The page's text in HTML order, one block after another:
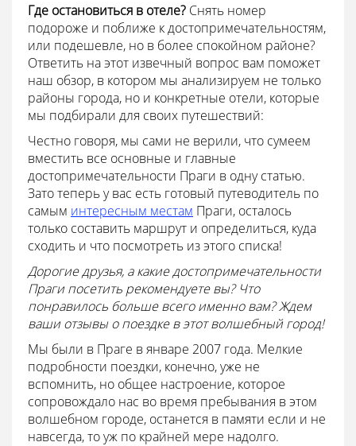
Где остановиться в отеле? Снять номер
подороже и поближе к достопримечательностям,
или подешевле, но в более спокойном районе?
Ответить на этот извечный вопрос вам поможет
наш обзор, в котором мы анализируем не только
районы города, но и конкретные отели, которые
мы подбирали для своих путешествий:
Честно говоря, мы сами не верили, что сумеем
вместить все основные и главные
достопримечательности Праги в одну статью.
Зато теперь у вас есть готовый путеводитель по
самым интересным местам Праги, осталось
только составить маршрут и определиться, куда
сходить и что посмотреть из этого списка!
Дорогие друзья, а какие достопримечательности
Праги посетить рекомендуете вы? Что
понравилось больше всего именно вам? Ждем
ваши отзывы о поездке в этот волшебный город!
Мы были в Праге в январе 2007 года. Мелкие
подробности поездки, конечно, уже не
вспомнить, но общее настроение, которое
сопровождало нас во время пребывания в этом
волшебном городе, останется в памяти если и не
навсегда, то уж по крайней мере надолго.